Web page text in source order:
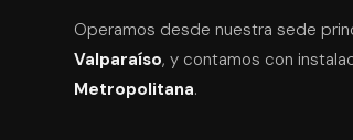
Operamos desde nuestra sede
Valparaíso, y contamos con
Metropolitana.